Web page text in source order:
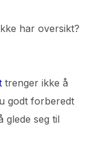
har oversikt?
trenger ikke å
godt forberedt
glede seg til